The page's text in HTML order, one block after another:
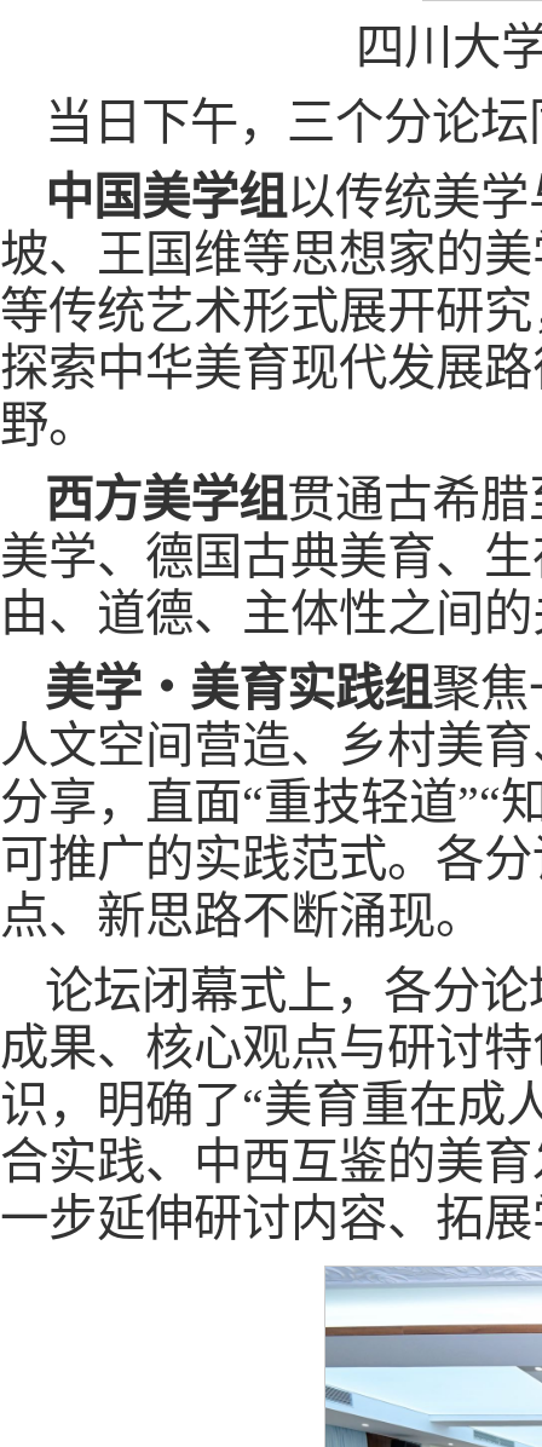
四川大
当日下午，三个分论
中国美学组以传统美
坡、王国维等思想家的
等传统艺术形式展开研
探索中华美育现代发展
野。
西方美学组贯通古希
美学、德国古典美育、
由、道德、主体性之间
美学・美育实践组聚焦
人文空间营造、乡村美
分享，直面“重技轻道”“
可推广的实践范式。各
点、新思路不断涌现。
论坛闭幕式上，各分
成果、核心观点与研讨
识，明确了“美育重在成
合实践、中西互鉴的美
一步延伸研讨内容、拓